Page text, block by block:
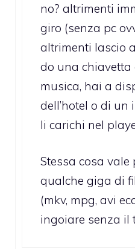
no? altrimenti
giro (senza pc
altrimenti lascio
do una chiavetta
musica, hai a
dell’hotel o di un
li carichi nel
Stessa cosa vale
qualche giga di
(mkv, mpg, avi
ingoiare senza il